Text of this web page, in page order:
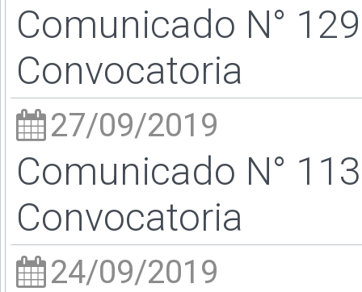
Comunicado N°
Convocatoria
27/09/2019
Comunicado N°
Convocatoria
24/09/2019